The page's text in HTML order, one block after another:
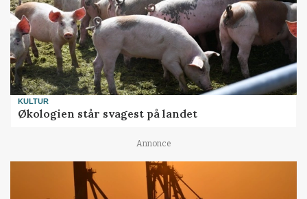
KULTUR
Økologien står svagest på landet
Annonce